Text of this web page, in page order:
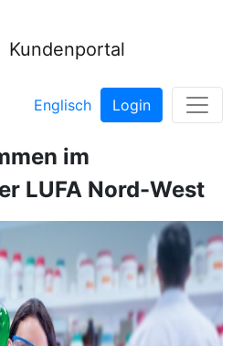
Kundenportal
Englisch Login
im
LUFA Nord-West